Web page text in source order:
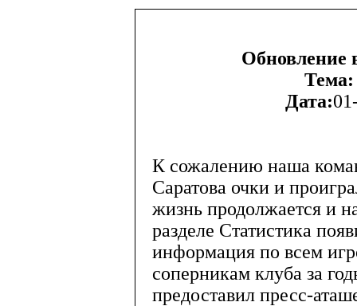
Обновление
Тема:
Дата:
К сожалению наша
Саратова очки и
жизнь продолжается и
разделе Статистика
информация по всем
соперникам клуба за
предоставил пресс-